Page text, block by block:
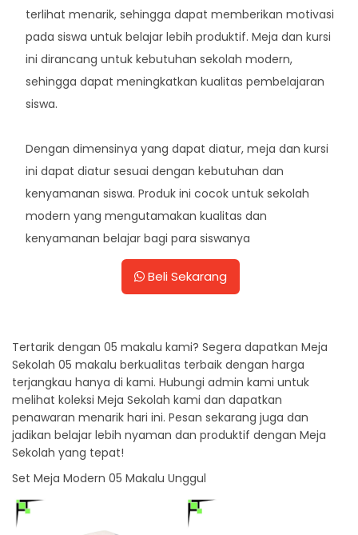
terlihat menarik, sehingga dapat memberikan motivasi
pada siswa untuk belajar lebih produktif. Meja dan kursi
ini dirancang untuk kebutuhan sekolah modern,
sehingga dapat meningkatkan kualitas pembelajaran
siswa.
Dengan dimensinya yang dapat diatur, meja dan kursi
ini dapat diatur sesuai dengan kebutuhan dan
kenyamanan siswa. Produk ini cocok untuk sekolah
modern yang mengutamakan kualitas dan
kenyamanan belajar bagi para siswanya
Beli Sekarang
Tertarik dengan 05 makalu kami? Segera dapatkan Meja
Sekolah 05 makalu berkualitas terbaik dengan harga
terjangkau hanya di kami. Hubungi admin kami untuk
melihat koleksi Meja Sekolah kami dan dapatkan
penawaran menarik hari ini. Pesan sekarang juga dan
jadikan belajar lebih nyaman dan produktif dengan Meja
Sekolah yang tepat!
Set Meja Modern 05 Makalu Unggul